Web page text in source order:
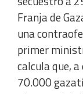
Franja de
una
primer
calcula que,
70.000